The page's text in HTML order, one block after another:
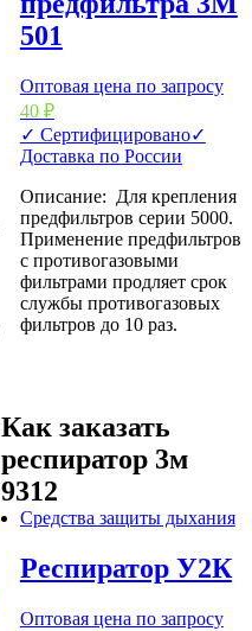
501
Оптовая цена по запросу
40 ₽
✓ Сертифицировано✓
Доставка по России
Описание: Для крепления
предфильтров серии 5000.
Применение предфильтров
с противогазовыми
фильтрами продляет срок
службы противогазовых
фильтров до 10 раз.
Средства защиты дыхания
Респиратор У2К
Оптовая цена по запросу
Как заказать
респиратор 3м
9312